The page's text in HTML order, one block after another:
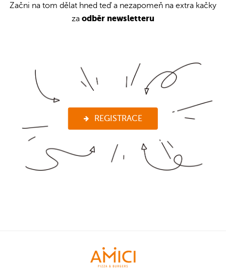
Začni na tom dělat hned teď a nezapomeň na extra kačky
za odběr newsletteru
REGISTRACE